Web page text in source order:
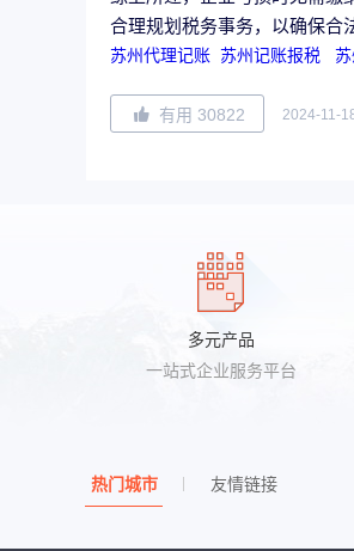
合理规划税务事务，以确保合
苏州代理记账 苏州记账报税
有用 30822 2024-11-
多元产品
一站式企业服务平台
热门城市 友情链接